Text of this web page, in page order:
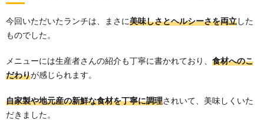
今回いただいたランチは、まさに美味しさとヘルシーさを両立した
ものでした。
メニューには生産者さんの紹介も丁寧に書かれており、 食材へのこ
だわりが感じられます。
自家製や地元産の新鮮な食材を丁寧に調理されいて、美味しくいた
だきました。